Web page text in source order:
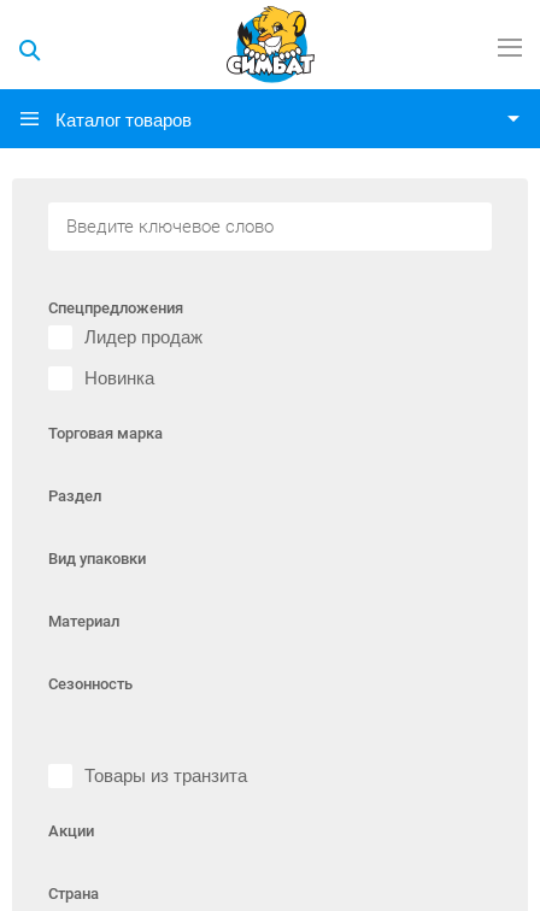
Каталог товаров
Спецпредложения
Лидер продаж
Новинка
Торговая марка
Раздел
Вид упаковки
Материал
Сезонность
Товары из транзита
Акции
Страна